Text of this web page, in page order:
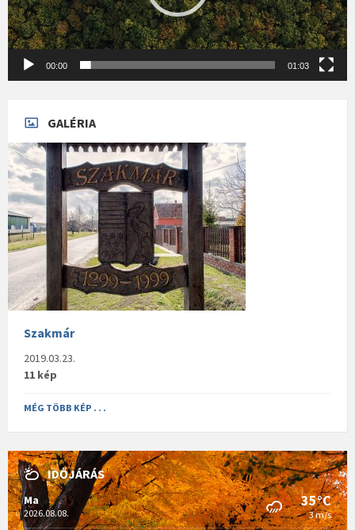
00:00 01:03
GALÉRIA
Szakmár
2019.03.23.
11 kép
MÉG TÖBB KÉP . . .
IDŐJÁRÁS
Ma
2026.08.08.
35°C
3 m/s